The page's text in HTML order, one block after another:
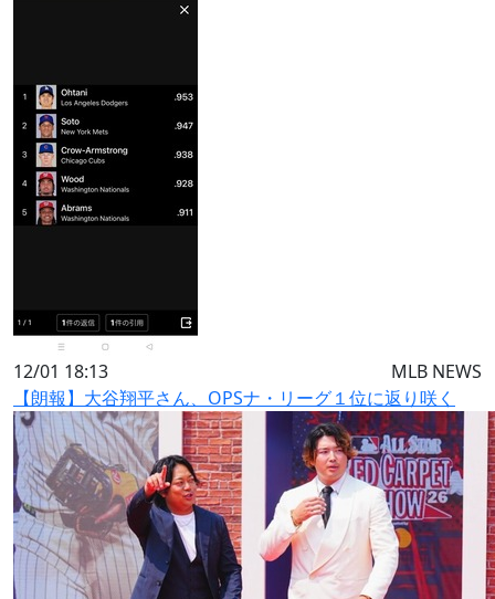
12/01 18:13
MLB NEWS
【朗報】大谷翔平さん、OPSナ・リーグ１位に返り咲く